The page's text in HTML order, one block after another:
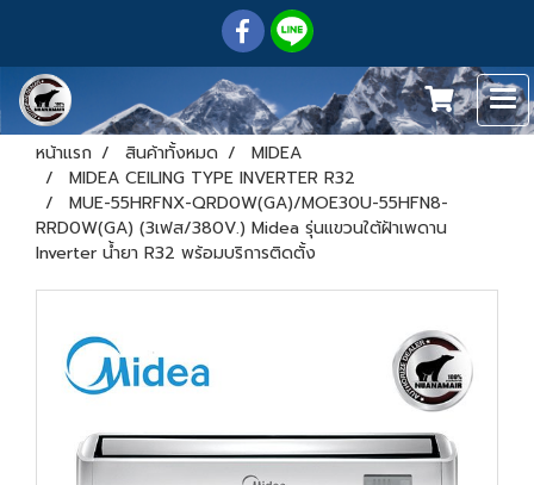
หน้าแรก สินค้าทั้งหมด
MIDEA
MIDEA CEILING TYPE INVERTER R32
MUE-55HRFNX-QRD0W(GA)/MOE30U-55HFN8-
RRD0W(GA) (3เฟส/380V.) Midea รุ่นแขวนใต้ฝ้าเพดาน
Inverter น้ำยา R32 พร้อมบริการติดตั้ง